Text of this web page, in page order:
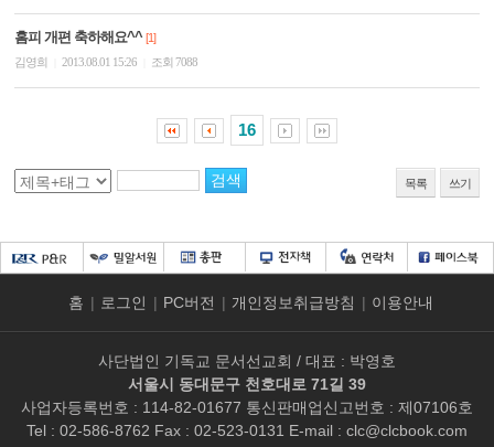
홈피 개편 축하해요^^ [1]
김영희
2013.08.01 15:26 조회 7088
16
목록 쓰기
홈 | 로그인 | PC버전 | 개인정보취급방침 | 이용안내
사단법인 기독교 문서선교회 / 대표 : 박영호
서울시 동대문구 천호대로 71길 39
사업자등록번호 : 114-82-01677 통신판매업신고번호 : 제07106호
Tel : 02-586-8762 Fax : 02-523-0131 E-mail : clc@clcbook.com